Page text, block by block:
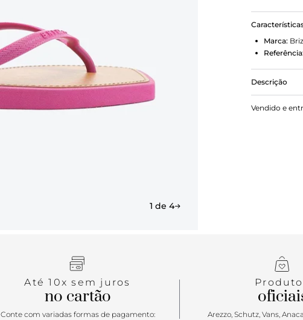
1 de 4
Marca:
Referência:
Descrição
Chinelo de
borracha e
Vendido e
Até 10x sem juros
no cartão
Conte com variadas formas de pagamento:
Arezzo, Schutz, Vans,